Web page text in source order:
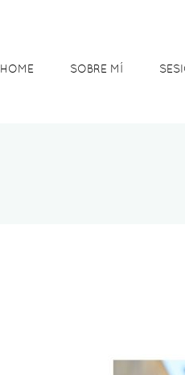
HOME SOBRE MÍ